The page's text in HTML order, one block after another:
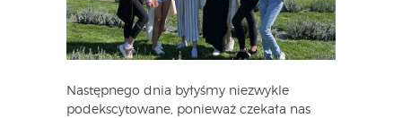
Następnego dnia byłyśmy niezwykle
podekscytowane, ponieważ czekała nas